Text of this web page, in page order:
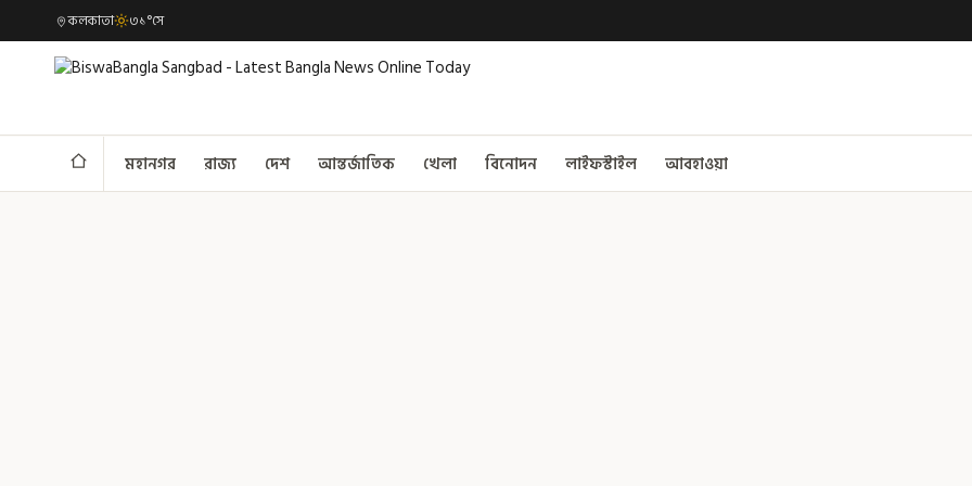
কলকাতা ৩১°সে
মহানগর রাজ্য দেশ আন্তর্জাতিক খেলা বিনোদন লাইফস্টাইল আবহাওয়া